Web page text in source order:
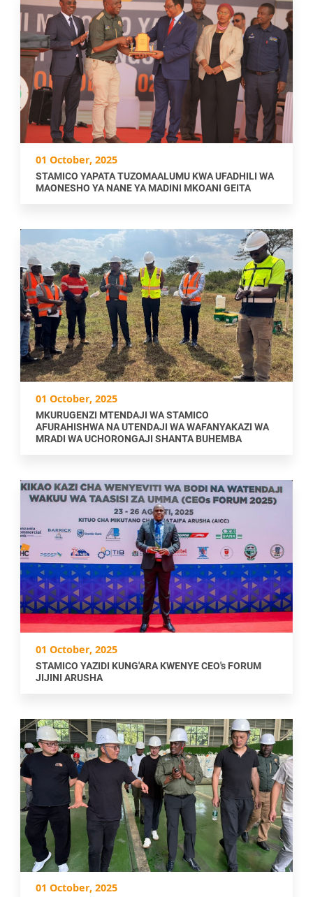
01 October, 2025
STAMICO YAPATA TUZOMAALUMU KWA UFADHILI WA
MAONESHO YA NANE YA MADINI MKOANI GEITA
01 October, 2025
MKURUGENZI MTENDAJI WA STAMICO
AFURAHISHWA NA UTENDAJI WA WAFANYAKAZI WA
MRADI WA UCHORONGAJI SHANTA BUHEMBA
01 October, 2025
STAMICO YAZIDI KUNG'ARA KWENYE CEO's FORUM
JIJINI ARUSHA
01 October, 2025